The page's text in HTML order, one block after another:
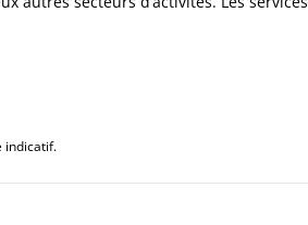
indicatif.